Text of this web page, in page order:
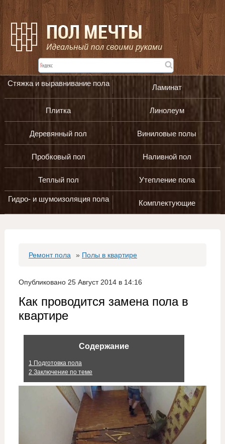
Стяжка и выравнивание пола Ламинат
Плитка Линолеум
Деревянный пол Виниловые полы
Пробковый пол Наливной пол
Теплый пол Утепление пола
Гидро- и шумоизоляция пола Комплектующие
Ремонт пола » Полы в квартире
Опубликовано 25 Август 2014 в 14:16
Как проводится замена пола в
квартире
Содержание
1 Подготовка пола
2 Заключение по теме